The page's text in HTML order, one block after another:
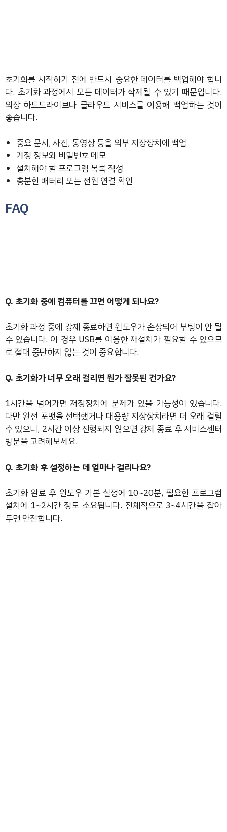
초기화를 시작하기 전에 반드시 중요한 데이터를 백업해야 합니
다. 초기화 과정에서 모든 데이터가 삭제될 수 있기 때문입니다.
외장 하드드라이브나 클라우드 서비스를 이용해 백업하는 것이
좋습니다.
중요 문서, 사진, 동영상 등을 외부 저장장치에 백업
계정 정보와 비밀번호 메모
설치해야 할 프로그램 목록 작성
충분한 배터리 또는 전원 연결 확인
FAQ
Q. 초기화 중에 컴퓨터를 끄면 어떻게 되나요?
초기화 과정 중에 강제 종료하면 윈도우가 손상되어 부팅이 안 될
수 있습니다. 이 경우 USB를 이용한 재설치가 필요할 수 있으므
로 절대 중단하지 않는 것이 중요합니다.
Q. 초기화가 너무 오래 걸리면 뭔가 잘못된 건가요?
1시간을 넘어가면 저장장치에 문제가 있을 가능성이 있습니다.
다만 완전 포맷을 선택했거나 대용량 저장장치라면 더 오래 걸릴
수 있으니, 2시간 이상 진행되지 않으면 강제 종료 후 서비스센터
방문을 고려해보세요.
Q. 초기화 후 설정하는 데 얼마나 걸리나요?
초기화 완료 후 윈도우 기본 설정에 10~20분, 필요한 프로그램
설치에 1~2시간 정도 소요됩니다. 전체적으로 3~4시간을 잡아
두면 안전합니다.